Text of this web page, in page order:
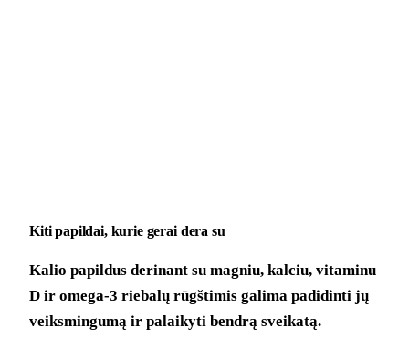
Kiti papildai, kurie gerai dera su
Kalio papildus derinant su magniu, kalciu, vitaminu
D ir omega-3 riebalų rūgštimis galima padidinti jų
veiksmingumą ir palaikyti bendrą sveikatą.